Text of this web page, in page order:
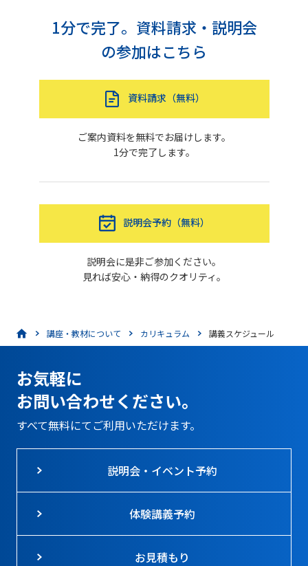
1分で完了。資料請求・説明会
の参加はこちら
資料請求（無料）
ご案内資料を無料でお届けします。
1分で完了します。
説明会予約（無料）
説明会に是非ご参加ください。
見れば安心・納得のクオリティ。
講座・教材について カリキュラム 講義スケジュール
お気軽に
お問い合わせください。
すべて無料にてご利用いただけます。
説明会・イベント予約
体験講義予約
お見積もり